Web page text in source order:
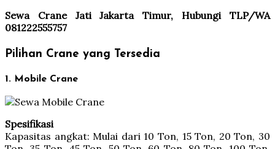
Sewa Crane Jati Jakarta Timur, Hubungi TLP/WA
081222555757
Pilihan Crane yang Tersedia
1. Mobile Crane
Spesifikasi
Kapasitas angkat: Mulai dari 10 Ton, 15 Ton, 20 Ton, 30